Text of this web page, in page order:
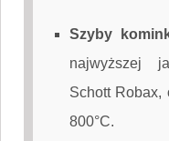
Szyby
najwyższej
Schott Robax,
800°C.